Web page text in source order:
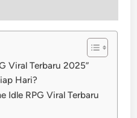
Viral Terbaru 2025”
Hari?
Idle RPG Viral Terbaru